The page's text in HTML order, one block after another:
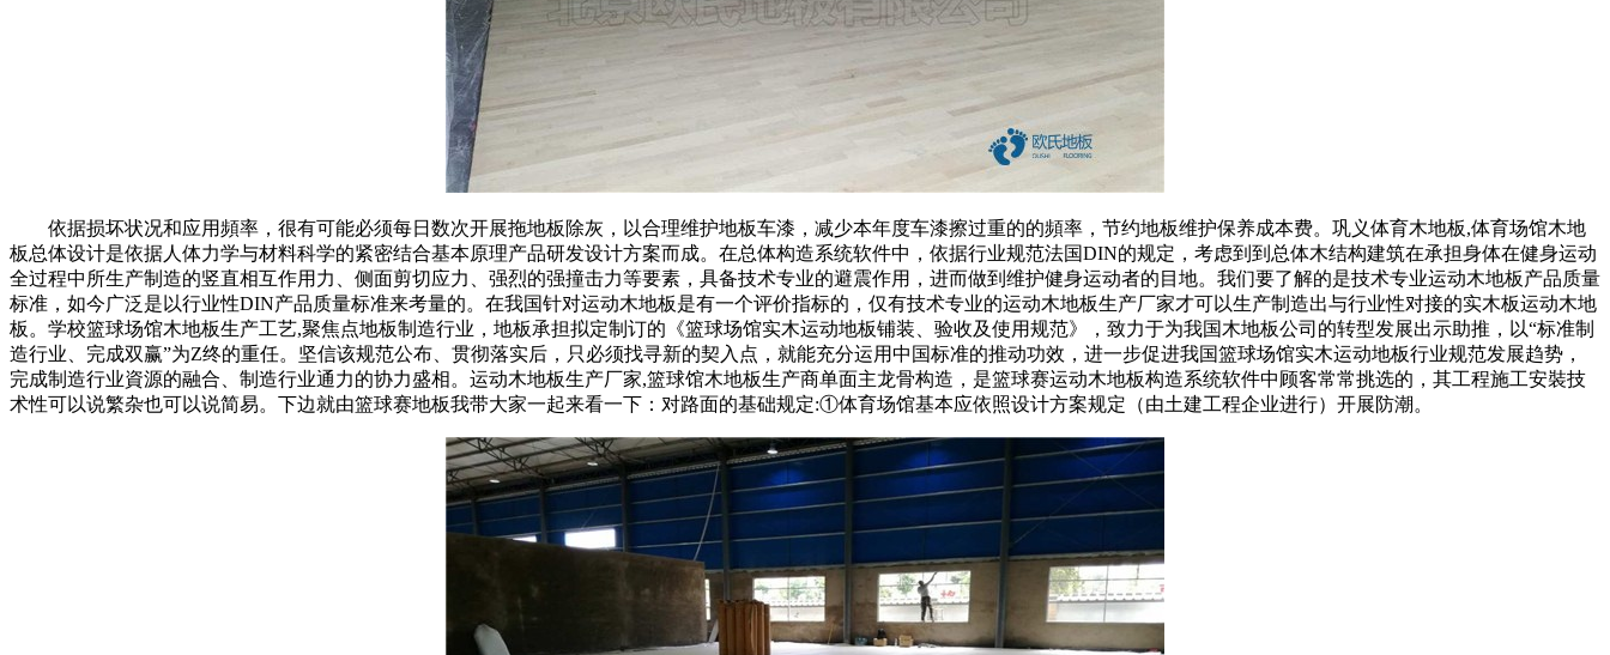
依据损坏状况和应用頻率，很有可能必须每日数次开展拖地板除灰，以合理维护地板车漆，减少本年度车漆擦过重的的頻率，节约地板维护保养成本费。巩义体育木地板,体育场馆木地
板总体设计是依据人体力学与材料科学的紧密结合基本原理产品研发设计方案而成。在总体构造系统软件中，依据行业规范法国DIN的规定，考虑到到总体木结构建筑在承担身体在健身运动
全过程中所生产制造的竖直相互作用力、侧面剪切应力、强烈的强撞击力等要素，具备技术专业的避震作用，进而做到维护健身运动者的目地。我们要了解的是技术专业运动木地板产品质量
标准，如今广泛是以行业性DIN产品质量标准来考量的。在我国针对运动木地板是有一个评价指标的，仅有技术专业的运动木地板生产厂家才可以生产制造出与行业性对接的实木板运动木地
板。学校篮球场馆木地板生产工艺,聚焦点地板制造行业，地板承担拟定制订的《篮球场馆实木运动地板铺装、验收及使用规范》，致力于为我国木地板公司的转型发展出示助推，以“标准制
造行业、完成双赢”为Z终的重任。坚信该规范公布、贯彻落实后，只必须找寻新的契入点，就能充分运用中国标准的推动功效，进一步促进我国篮球场馆实木运动地板行业规范发展趋势，
完成制造行业資源的融合、制造行业通力的协力盛相。运动木地板生产厂家,篮球馆木地板生产商单面主龙骨构造，是篮球赛运动木地板构造系统软件中顾客常常挑选的，其工程施工安裝技
术性可以说繁杂也可以说简易。下边就由篮球赛地板我带大家一起来看一下：对路面的基础规定:①体育场馆基本应依照设计方案规定（由土建工程企业进行）开展防潮。